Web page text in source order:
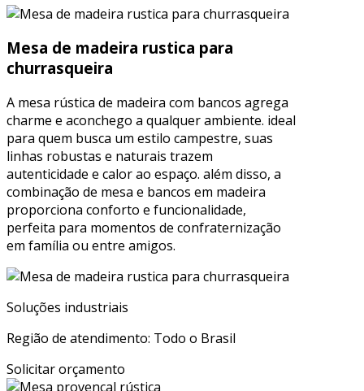
Mesa de madeira rustica para
churrasqueira
A mesa rústica de madeira com bancos agrega
charme e aconchego a qualquer ambiente. ideal
para quem busca um estilo campestre, suas
linhas robustas e naturais trazem
autenticidade e calor ao espaço. além disso, a
combinação de mesa e bancos em madeira
proporciona conforto e funcionalidade,
perfeita para momentos de confraternização
em família ou entre amigos.
Soluções industriais
Região de atendimento: Todo o Brasil
Solicitar orçamento